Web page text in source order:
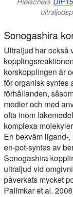
Sonogashira
Ultraljud har också
korskopplingen är
för organisk syntes
förhållanden,
medier och med
ofta inom
komplexa
En bekväm ligand-
en-pot-syntes av
Sonogashira
ultraljud vid
påverkats mycket
Palimkar et al.